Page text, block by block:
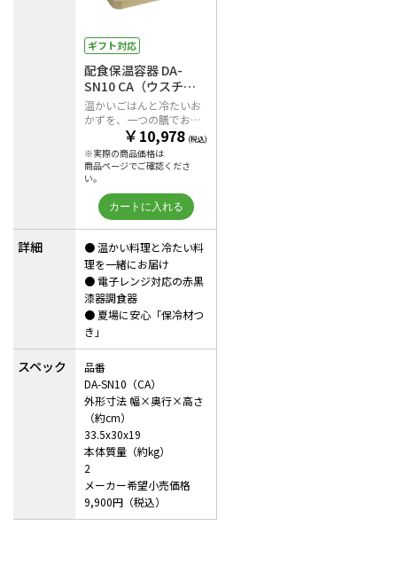
詳細
スペック
ギフト対応
配食保温容器 DA-
SN10 CA（ウスチ
ヤ）
温かいごはんと冷たいお
かずを、一つの膳でお届
￥10,978 (税込)
※実際の商品価格は
商品ページでご確認くださ
い。
● 温かい料理と冷たい料
理を一緒にお届け
● 電子レンジ対応の赤黒
漆器調食器
● 夏場に安心「保冷材つ
き」
品番
DA-SN10（CA）
外形寸法 幅×奥行×高さ
（約cm）
33.5x30x19
本体質量（約kg）
2
メーカー希望小売価格
9,900円（税込）